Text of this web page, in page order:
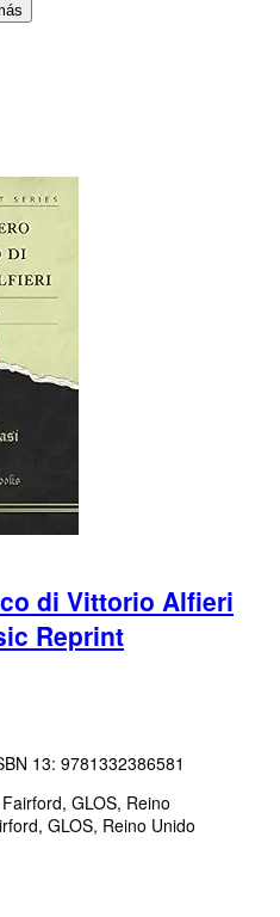
di Vittorio Alfieri
Reprint
13: 9781332386581
GLOS, Reino
GLOS, Reino Unido